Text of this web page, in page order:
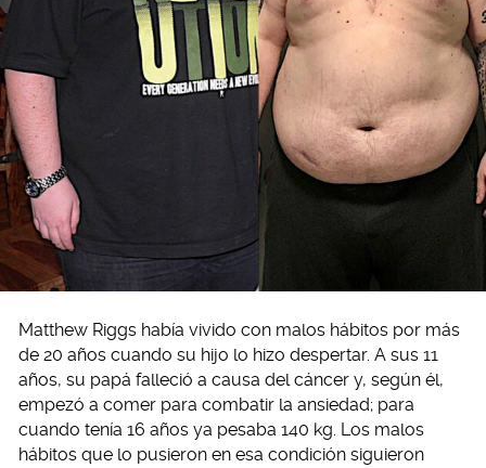
Matthew Riggs había vivido con malos hábitos por más
de 20 años cuando su hijo lo hizo despertar. A sus 11
años, su papá falleció a causa del cáncer y, según él,
empezó a comer para combatir la ansiedad; para
cuando tenía 16 años ya pesaba 140 kg. Los malos
hábitos que lo pusieron en esa condición siguieron